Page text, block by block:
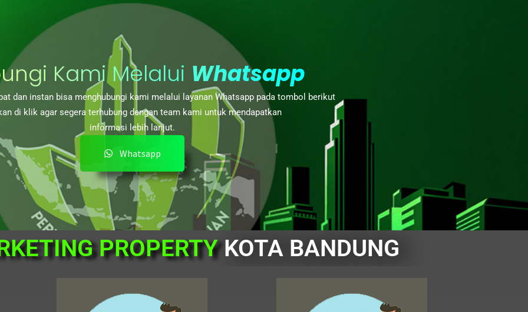
Kami Melalui Whatsapp
dan instan bisa menghubungi kami melalui layanan Whatsapp pada tombol berikut
di klik agar segera terhubung dengan team kami untuk mendapatkan
informasi lebih lanjut.
Whatsapp
PROPERTYKOTA BANDUNG